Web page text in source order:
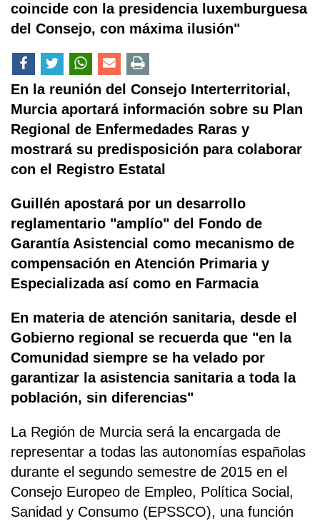
coincide con la presidencia luxemburguesa
del Consejo, con máxima ilusión"
En la reunión del Consejo Interterritorial,
Murcia aportará información sobre su Plan
Regional de Enfermedades Raras y
mostrará su predisposición para colaborar
con el Registro Estatal
Guillén apostará por un desarrollo
reglamentario "amplío" del Fondo de
Garantía Asistencial como mecanismo de
compensación en Atención Primaria y
Especializada así como en Farmacia
En materia de atención sanitaria, desde el
Gobierno regional se recuerda que "en la
Comunidad siempre se ha velado por
garantizar la asistencia sanitaria a toda la
población, sin diferencias"
La Región de Murcia será la encargada de
representar a todas las autonomías españolas
durante el segundo semestre de 2015 en el
Consejo Europeo de Empleo, Política Social,
Sanidad y Consumo (EPSSCO), una función